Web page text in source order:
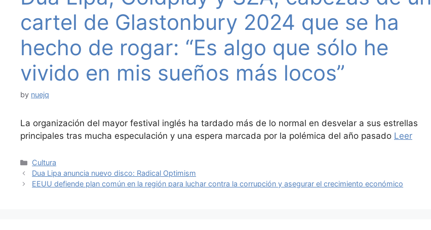
cartel de Glastonbury 2024 que se ha
hecho de rogar: “Es algo que sólo he
vivido en mis sueños más locos”
by nuejq
La organización del mayor festival inglés ha tardado más de lo normal en desvelar a sus estrellas
principales tras mucha especulación y una espera marcada por la polémica del año pasado Leer
Categories
Cultura
Dua Lipa anuncia nuevo disco: Radical Optimism
EEUU defiende plan común en la región para luchar contra la corrupción y asegurar el crecimiento económico